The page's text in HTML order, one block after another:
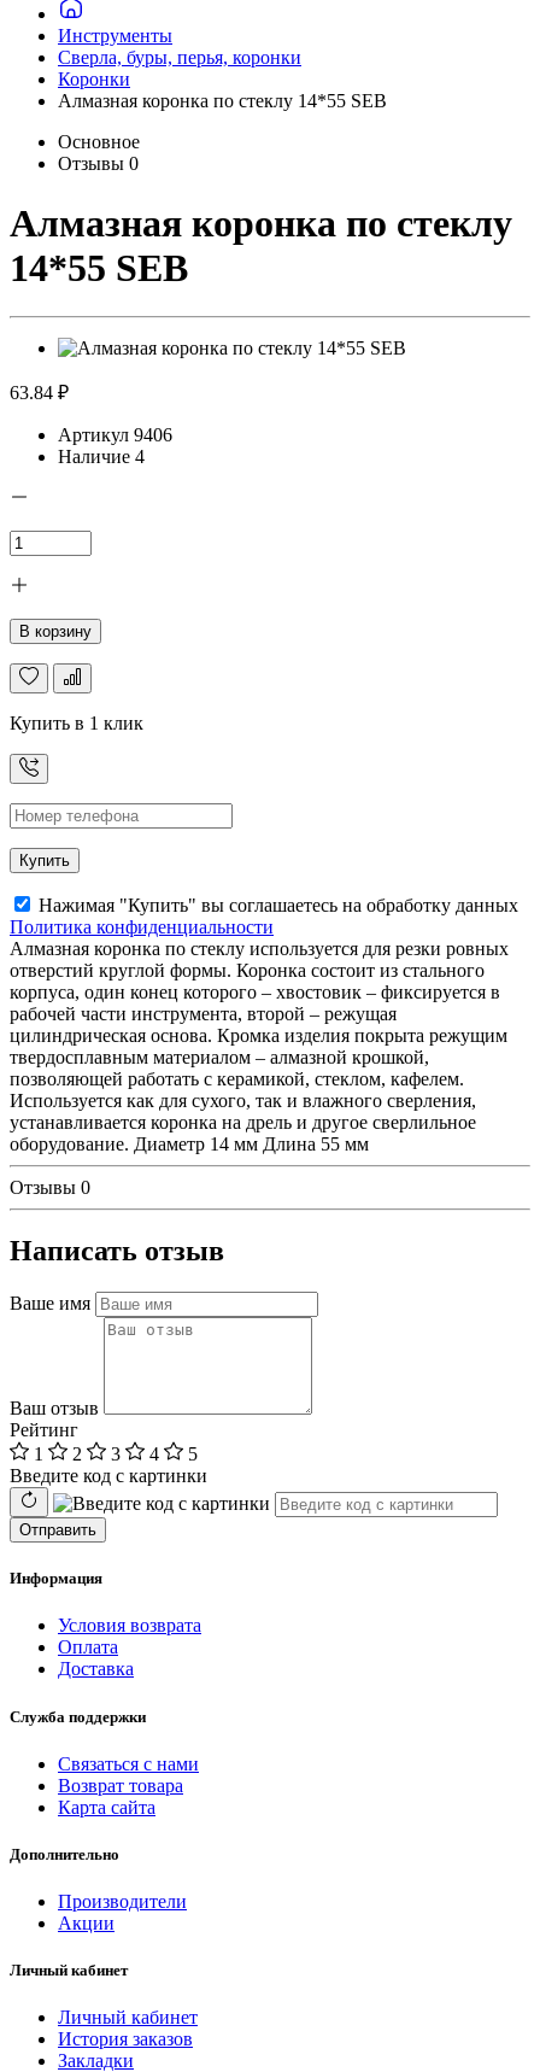
Инструменты
Сверла, буры, перья, коронки
Коронки
Алмазная коронка по стеклу 14*55 SEB
Основное
Отзывы 0
Алмазная коронка по стеклу
14*55 SEB
63.84 ₽
Артикул 9406
Наличие 4
В корзину
Купить в 1 клик
Купить
Нажимая "Купить" вы соглашаетесь на обработку данных
Политика конфиденциальности
Алмазная коронка по стеклу используется для резки ровных
отверстий круглой формы. Коронка состоит из стального
корпуса, один конец которого – хвостовик – фиксируется в
рабочей части инструмента, второй – режущая
цилиндрическая основа. Кромка изделия покрыта режущим
твердосплавным материалом – алмазной крошкой,
позволяющей работать с керамикой, стеклом, кафелем.
Используется как для сухого, так и влажного сверления,
устанавливается коронка на дрель и другое сверлильное
оборудование. Диаметр 14 мм Длина 55 мм
Отзывы 0
Написать отзыв
Ваше имя
Ваш отзыв
Рейтинг
1
2 3 4
5
Введите код с картинки
Отправить
Информация
Условия возврата
Оплата
Доставка
Служба поддержки
Связаться с нами
Возврат товара
Карта сайта
Дополнительно
Производители
Акции
Личный кабинет
Личный кабинет
История заказов
Закладки